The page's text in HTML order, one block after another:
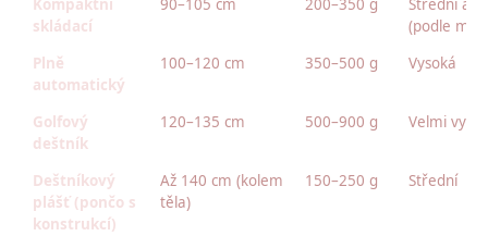
Kompaktní
skládací
90–105 cm 200–350 g
Střední až
(podle
Plně
automatický
100–120 cm 350–500 g Vysoká
Golfový
deštník
120–135 cm 500–900 g Velmi
Deštníkový
plášť (pončo s
konstrukcí)
Až 140 cm (kolem
těla)
150–250 g Střední